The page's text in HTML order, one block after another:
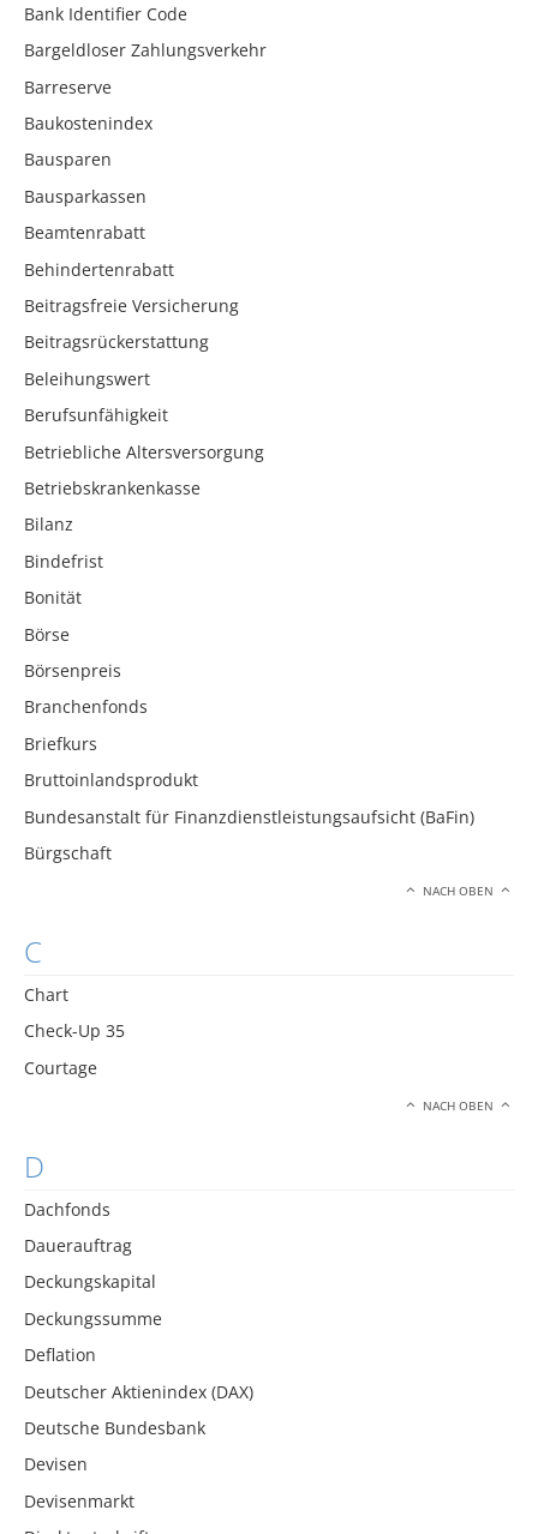
Bank Identifier Code
Bargeldloser Zahlungsverkehr
Barreserve
Baukostenindex
Bausparen
Bausparkassen
Beamtenrabatt
Behindertenrabatt
Beitragsfreie Versicherung
Beitragsrückerstattung
Beleihungswert
Berufsunfähigkeit
Betriebliche Altersversorgung
Betriebskrankenkasse
Bilanz
Bindefrist
Bonität
Börse
Börsenpreis
Branchenfonds
Briefkurs
Bruttoinlandsprodukt
Bundesanstalt für Finanzdienstleistungsaufsicht (BaFin)
Bürgschaft
NACH OBEN
C
Chart
Check-Up 35
Courtage
NACH OBEN
D
Dachfonds
Dauerauftrag
Deckungskapital
Deckungssumme
Deflation
Deutscher Aktienindex (DAX)
Deutsche Bundesbank
Devisen
Devisenmarkt